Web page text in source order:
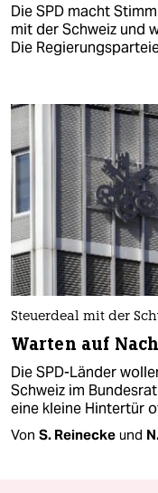
Die SPD macht
mit der Schweiz und
Die
Steuerdeal mit der
Warten auf
Die SPD-Länder
Schweiz im
eine kleine Hintertür
Von S. Reinecke und